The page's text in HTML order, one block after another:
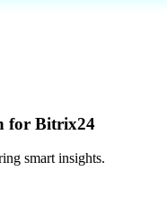
for Bitrix24
smart insights.